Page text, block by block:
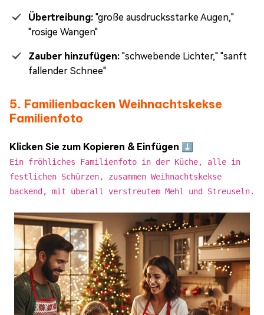
Übertreibung: "große ausdrucksstarke Augen,"
"rosige Wangen"
Zauber hinzufügen: "schwebende Lichter," "sanft
fallender Schnee"
5. Familienbacken Weihnachtskekse
Familienfoto
Klicken Sie zum Kopieren & Einfügen ⬇️
Ein fröhliches Familienfoto in der Küche, alle in
festlichen Schürzen, zusammen Weihnachtskekse
backend, mit überall verstreutem Mehl und Streuseln.